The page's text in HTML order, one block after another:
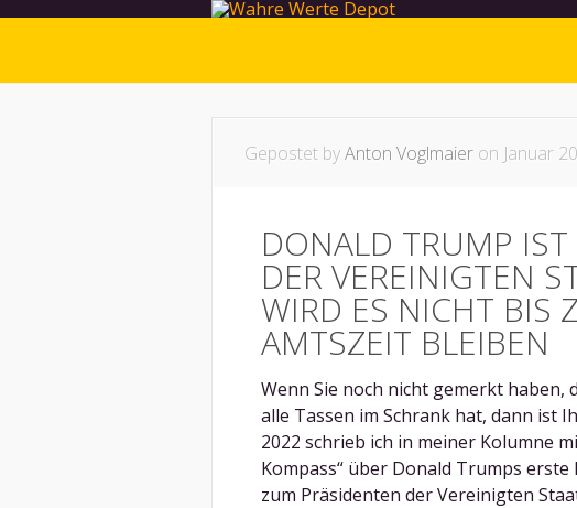
Gepostet byAnton Voglmaier on Januar
DONALD TRUMP
DER VEREINIGTEN
WIRD ES NICHT BIS
AMTSZEIT BLEIBEN
Wenn Sie noch nicht gemerkt haben,
alle Tassen im Schrank hat, dann ist
2022 schrieb ich in meiner Kolumne
Kompass“ über Donald Trumps
zum Präsidenten der Vereinigten